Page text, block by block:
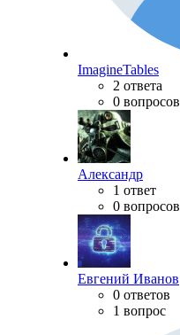
ImagineTables
2 ответа
0 вопросов
Александр
1 ответ
0 вопросов
Евгений Иванов
0 ответов
1 вопрос